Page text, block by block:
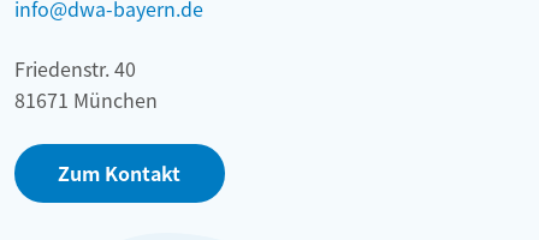
info@dwa-bayern.de
Friedenstr. 40
81671 München
Zum Kontakt